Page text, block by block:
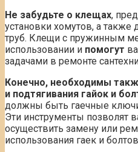
Не забудьте о клещах,
установки хомутов, а также
труб. Клещи с пружинным
использовании и помогут
задачами в ремонте
Конечно, необходимы
и подтягивания гайок и
должны быть гаечные
Эти инструменты позволят
осуществить замену или
использования гаек и